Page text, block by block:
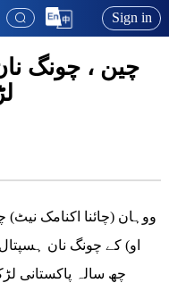
Sign in
چین ، چونگ
ووہان (چائنا اکنامک نیٹ)
او) کے چونگ نان
چھ سالہ پاکستانی